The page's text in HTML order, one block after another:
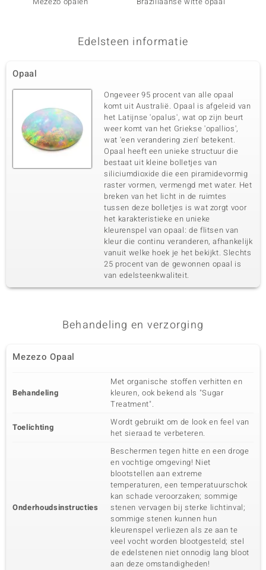
Edelsteen informatie
Opaal
Ongeveer 95 procent van alle opaal
komt uit Australië. Opaal is afgeleid van
het Latijnse 'opalus', wat op zijn beurt
weer komt van het Griekse 'opallios',
wat 'een verandering zien' betekent.
Opaal heeft een unieke structuur die
bestaat uit kleine bolletjes van
siliciumdioxide die een piramidevormig
raster vormen, vermengd met water. Het
breken van het licht in de ruimtes
tussen deze bolletjes is wat zorgt voor
het karakteristieke en unieke
kleurenspel van opaal: de flitsen van
kleur die continu veranderen, afhankelijk
vanuit welke hoek je het bekijkt. Slechts
25 procent van de gewonnen opaal is
van edelsteenkwaliteit.
Behandeling en verzorging
Mezezo Opaal
Behandeling
Met organische stoffen verhitten en
kleuren, ook bekend als "Sugar
Treatment".
Toelichting
Wordt gebruikt om de look en feel van
het sieraad te verbeteren.
Onderhoudsinstructies
Beschermen tegen hitte en een droge
en vochtige omgeving! Niet
blootstellen aan extreme
temperaturen, een temperatuurschok
kan schade veroorzaken; sommige
stenen vervagen bij sterke lichtinval;
sommige stenen kunnen hun
kleurenspel verliezen als ze aan te
veel vocht worden blootgesteld; stel
de edelstenen niet onnodig lang bloot
aan deze omstandigheden!